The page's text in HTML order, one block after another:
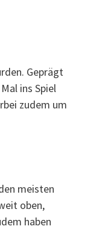
Geprägt
ins Spiel
zudem um
meisten
oben,
haben